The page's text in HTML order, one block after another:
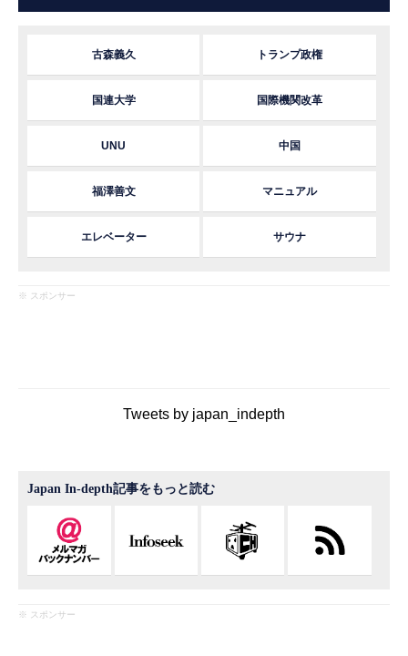
古森義久 トランプ政権
国連大学 国際機関改革
UNU 中国
福澤善文 マニュアル
エレベーター サウナ
※ スポンサー
Tweets by japan_indepth
Japan In-depth記事をもっと読む
※ スポンサー